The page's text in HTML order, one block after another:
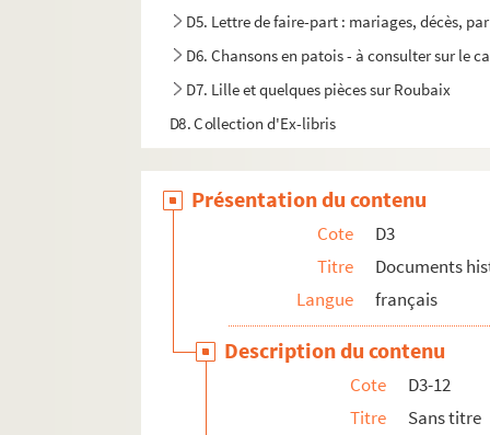
D5. Lettre de faire-part : mariages, décès,
D6. Chansons en patois - à consulter sur le
D7. Lille et quelques pièces sur Roubaix
D8. Collection d'Ex-libris
Présentation du contenu
Cote
D3
Titre
Documents
Langue
français
Description du contenu
Cote
D3-12
Titre
Sans titre